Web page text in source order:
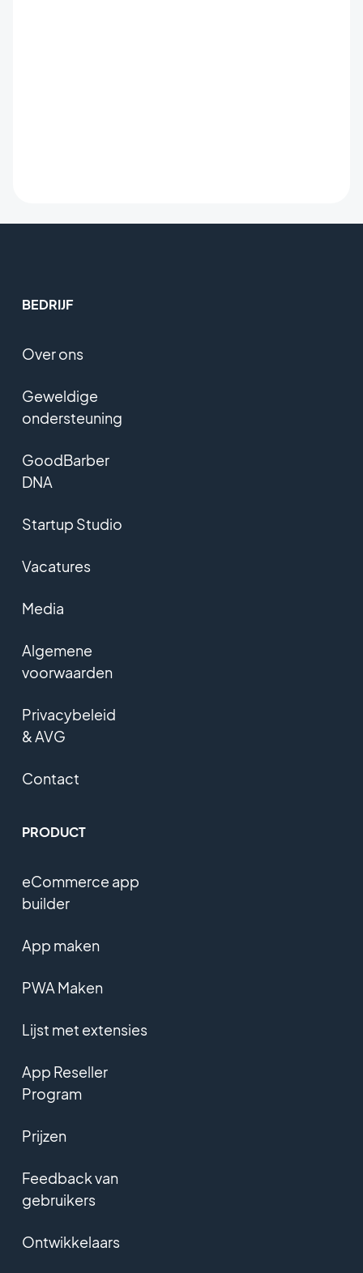
BEDRIJF
Over ons
Geweldige
ondersteuning
GoodBarber
DNA
Startup Studio
Vacatures
Media
Algemene
voorwaarden
Privacybeleid
& AVG
Contact
PRODUCT
eCommerce app
builder
App maken
PWA Maken
Lijst met extensies
App Reseller
Program
Prijzen
Feedback van
gebruikers
Ontwikkelaars